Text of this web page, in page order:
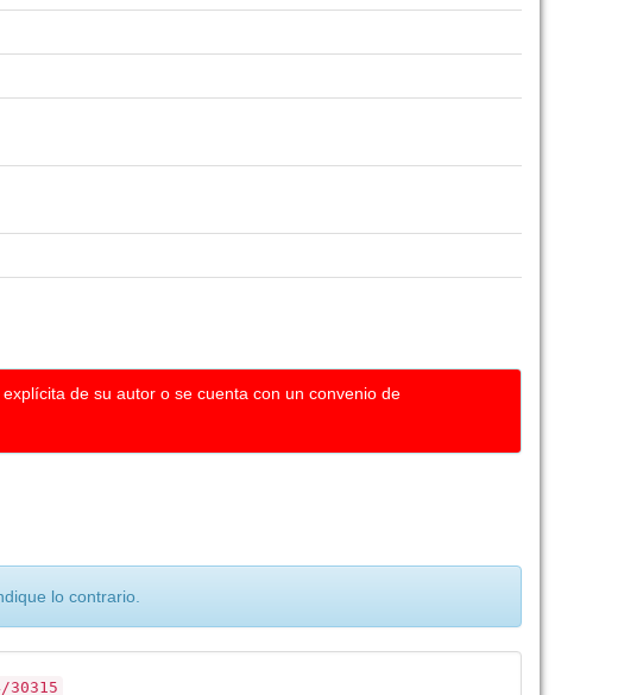
de su autor o se cuenta con un convenio de
lo contrario.